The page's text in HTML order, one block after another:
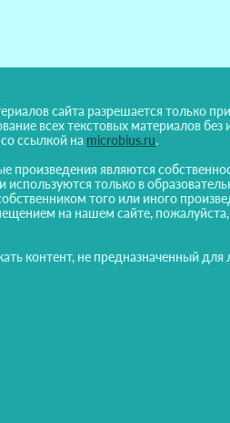
сайта разрешается только
всех текстовых материалов
ссылкой на microbius.ru.
произведения являются
используются только в
того или иного
на нашем сайте,
контент, не предназначенный